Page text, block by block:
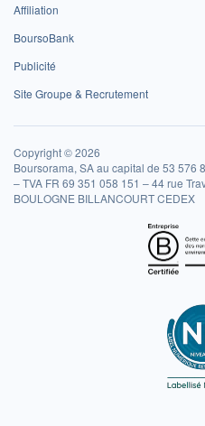
Affiliation
BoursoBank
Publicité
Site Groupe & Recrutement
Copyright © 2026
Boursorama, SA au capital de 53 576
– TVA FR 69 351 058 151 – 44 rue
BOULOGNE BILLANCOURT CEDEX